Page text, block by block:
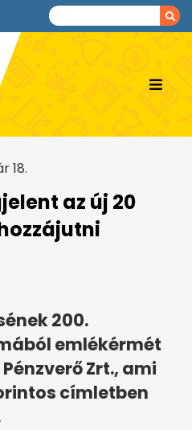
18.
az új 20
200.
emlékérmét
Zrt., ami
címletben